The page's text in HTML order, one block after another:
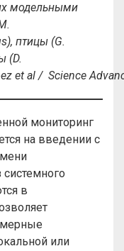
модельными
птицы (G.
(D.
et al / Science
мониторинг
на введении с
в
или